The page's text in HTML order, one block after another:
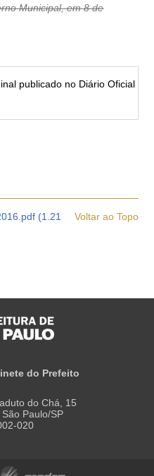
Municipal, em 8 de
publicado no Diário Oficial
Voltar ao Topo
(1.21
do Prefeito
do Chá, 15
Paulo/SP
020